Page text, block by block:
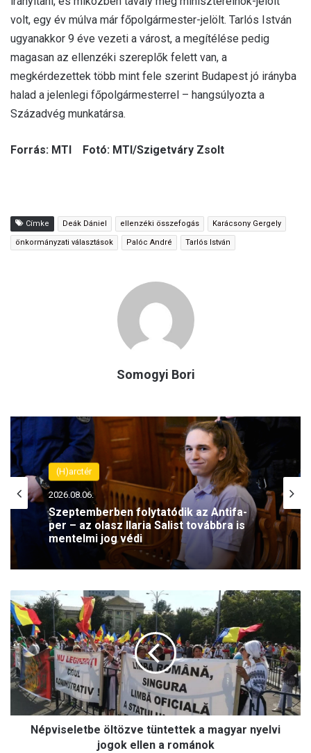
volt, egy év múlva már főpolgármester-jelölt. Tarlós István
ugyanakkor 9 éve vezeti a várost, a megítélése pedig
magasan az ellenzéki szereplők felett van, a
megkérdezettek több mint fele szerint Budapest jó irányba
halad a jelenlegi főpolgármesterrel – hangsúlyozta a
Századvég munkatársa.
Forrás: MTI Fotó: MTI/Szigetváry Zsolt
Címke Deák Dániel ellenzéki összefogás Karácsony Gergely
önkormányzati választások Palóc André Tarlós István
Somogyi Bori
(H)arctér
2026.08.06.
Szeptemberben folytatódik az Antifa-
per – az olasz Ilaria Salist továbbra is
mentelmi jog védi
N
é
p
v
s
e
e
Népviseletbe öltözve tüntettek a magyar nyelvi
jogok ellen a románok